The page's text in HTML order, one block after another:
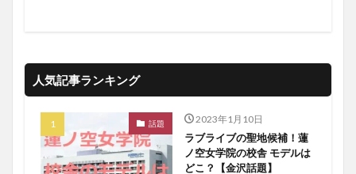
人気記事ランキング
話題 2023年1月10日
ラブライブの聖地候補！蓮
ノ空女学院の校舎 モデルは
どこ？【金沢話題】